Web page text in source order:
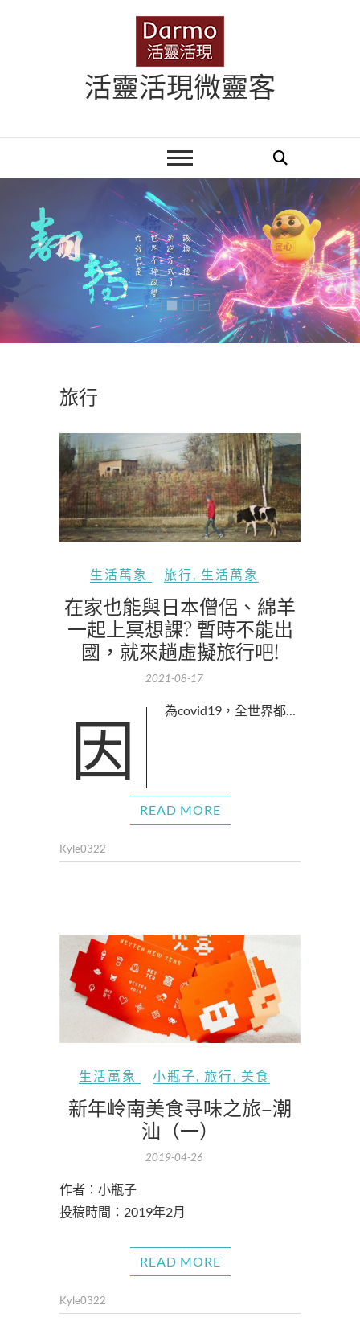
活靈活現微靈客
旅行
生活萬象 旅行, 生活萬象
在家也能與日本僧侶、綿羊
一起上冥想課? 暫時不能出
國，就來趟虛擬旅行吧!
2021-08-17
因為covid19，全世界都…
READ MORE
Kyle0322
生活萬象 小瓶子, 旅行, 美食
新年岭南美食寻味之旅–潮
汕（一）
2019-04-26
作者：小瓶子
投稿時間：2019年2月
READ MORE
Kyle0322